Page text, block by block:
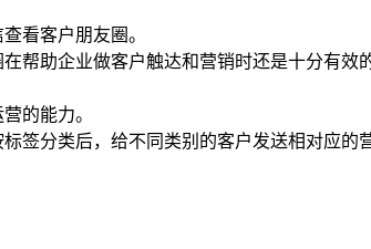
看客户朋友圈。
助企业做客户触达和营销时还是十分有效
的能力。
分类后，给不同类别的客户发送相对应的